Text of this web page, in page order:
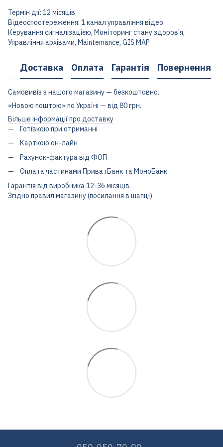
Термін дії: 12 місяців
Відеоспостереження: 1 канал управління відео.
Керування сигналізацією, Моніторинг стану здоров'я,
Управління архівами, Maintemance, GIS MAP
Доставка Оплата Гарантія Повернення
Самовивіз з нашого магазину — безкоштовно.
«Новою поштою» по Україні — від 80 грн.
Більше інформації про доставку
Готівкою при отриманні
Карткою он-лайн
Рахунок-фактура від ФОП
Оплата частинами ПриватБанк та МоноБанк
Гарантія від виробника 12-36 місяців.
Згідно правил магазину (посилання в шапці)